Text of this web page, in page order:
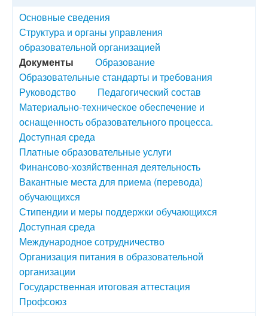
Основные сведения
Структура и органы управления
образовательной организацией
Документы
Образование
Образовательные стандарты и требования
Руководство
Педагогический состав
Материально-техническое обеспечение и
оснащенность образовательного процесса.
Доступная среда
Платные образовательные услуги
Финансово-хозяйственная деятельность
Вакантные места для приема (перевода)
обучающихся
Стипендии и меры поддержки обучающихся
Доступная среда
Международное сотрудничество
Организация питания в образовательной
организации
Государственная итоговая аттестация
Профсоюз